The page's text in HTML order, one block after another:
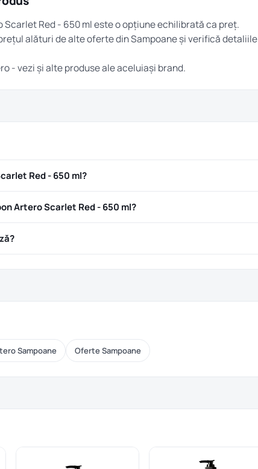
Scarlet Red - 650 ml este o opțiune echilibrată ca preț.
alături de alte oferte dinSampoaneși verifică detaliile
- vezi și alte produse ale aceluiași brand.
Red - 650 ml?
Artero Scarlet Red - 650 ml?
Sampoane Oferte Sampoane